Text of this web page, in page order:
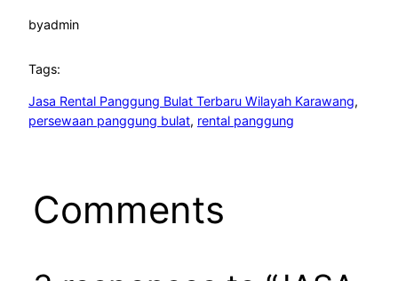
byadmin
Tags:
Jasa Rental Panggung Bulat Terbaru Wilayah Karawang
persewaan panggung bulat, rental panggung
Comments